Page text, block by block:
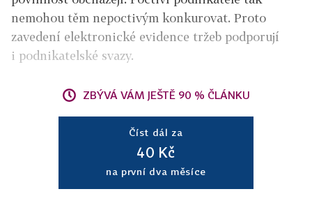
nemohou těm nepoctivým konkurovat. Proto
zavedení elektronické evidence tržeb podporují
i podnikatelské svazy.
ZBÝVÁ VÁM JEŠTĚ 90 % ČLÁNKU
Číst dál za
40 Kč
na první dva měsíce